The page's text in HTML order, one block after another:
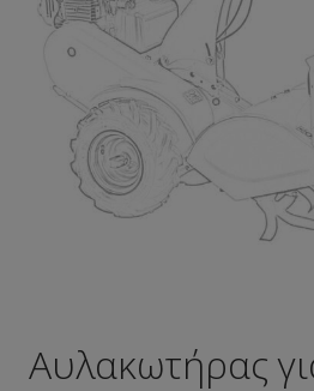
Αυλακωτήρας